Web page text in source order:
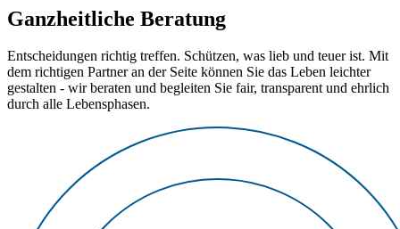
Ganzheitliche Beratung
Entscheidungen richtig treffen. Schützen, was lieb und teuer ist. Mit
dem richtigen Partner an der Seite können Sie das Leben leichter
gestalten - wir beraten und begleiten Sie fair, transparent und ehrlich
durch alle Lebensphasen.